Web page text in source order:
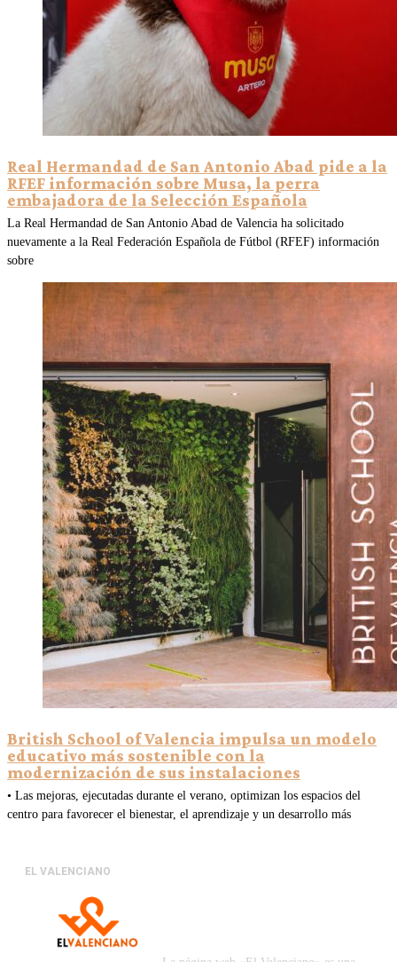
Real Hermandad de San Antonio Abad pide a la
RFEF información sobre Musa, la perra
embajadora de la Selección Española
La Real Hermandad de San Antonio Abad de Valencia ha solicitado
nuevamente a la Real Federación Española de Fútbol (RFEF) información
sobre
British School of Valencia impulsa un modelo
educativo más sostenible con la
modernización de sus instalaciones
• Las mejoras, ejecutadas durante el verano, optimizan los espacios del
centro para favorecer el bienestar, el aprendizaje y un desarrollo más
EL VALENCIANO